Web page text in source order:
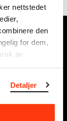
nettstedet
den
for dem,
av
Detaljer